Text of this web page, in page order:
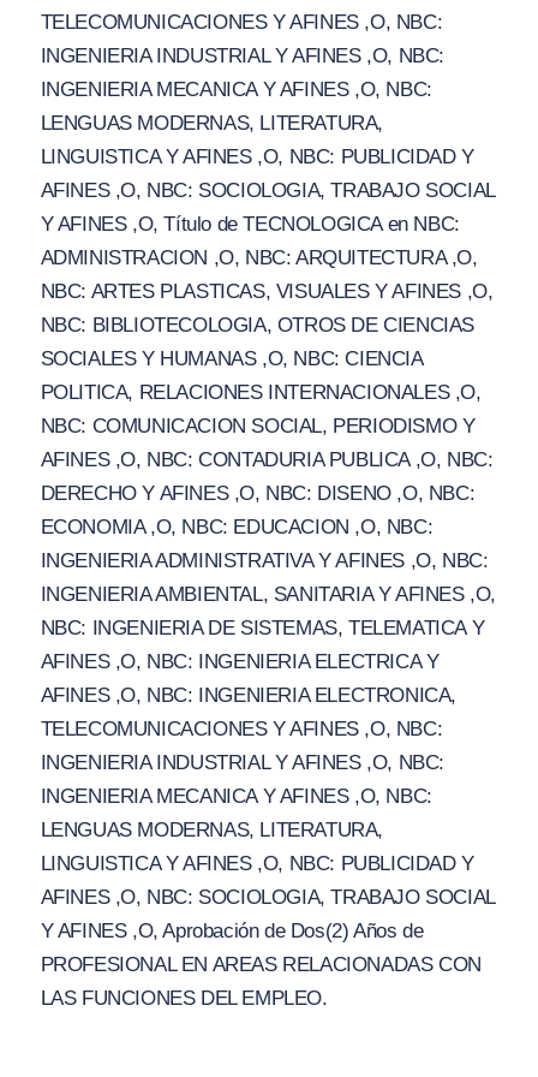
TELECOMUNICACIONES Y AFINES ,O, NBC:
INGENIERIA INDUSTRIAL Y AFINES ,O, NBC:
INGENIERIA MECANICA Y AFINES ,O, NBC:
LENGUAS MODERNAS, LITERATURA,
LINGUISTICA Y AFINES ,O, NBC: PUBLICIDAD Y
AFINES ,O, NBC: SOCIOLOGIA, TRABAJO SOCIAL
Y AFINES ,O, Título de TECNOLOGICA en NBC:
ADMINISTRACION ,O, NBC: ARQUITECTURA ,O,
NBC: ARTES PLASTICAS, VISUALES Y AFINES ,O,
NBC: BIBLIOTECOLOGIA, OTROS DE CIENCIAS
SOCIALES Y HUMANAS ,O, NBC: CIENCIA
POLITICA, RELACIONES INTERNACIONALES ,O,
NBC: COMUNICACION SOCIAL, PERIODISMO Y
AFINES ,O, NBC: CONTADURIA PUBLICA ,O, NBC:
DERECHO Y AFINES ,O, NBC: DISENO ,O, NBC:
ECONOMIA ,O, NBC: EDUCACION ,O, NBC:
INGENIERIA ADMINISTRATIVA Y AFINES ,O, NBC:
INGENIERIA AMBIENTAL, SANITARIA Y AFINES ,O,
NBC: INGENIERIA DE SISTEMAS, TELEMATICA Y
AFINES ,O, NBC: INGENIERIA ELECTRICA Y
AFINES ,O, NBC: INGENIERIA ELECTRONICA,
TELECOMUNICACIONES Y AFINES ,O, NBC:
INGENIERIA INDUSTRIAL Y AFINES ,O, NBC:
INGENIERIA MECANICA Y AFINES ,O, NBC:
LENGUAS MODERNAS, LITERATURA,
LINGUISTICA Y AFINES ,O, NBC: PUBLICIDAD Y
AFINES ,O, NBC: SOCIOLOGIA, TRABAJO SOCIAL
Y AFINES ,O, Aprobación de Dos(2) Años de
PROFESIONAL EN AREAS RELACIONADAS CON
LAS FUNCIONES DEL EMPLEO.